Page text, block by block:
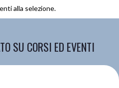
alla selezione.
SU CORSI ED EVENTI